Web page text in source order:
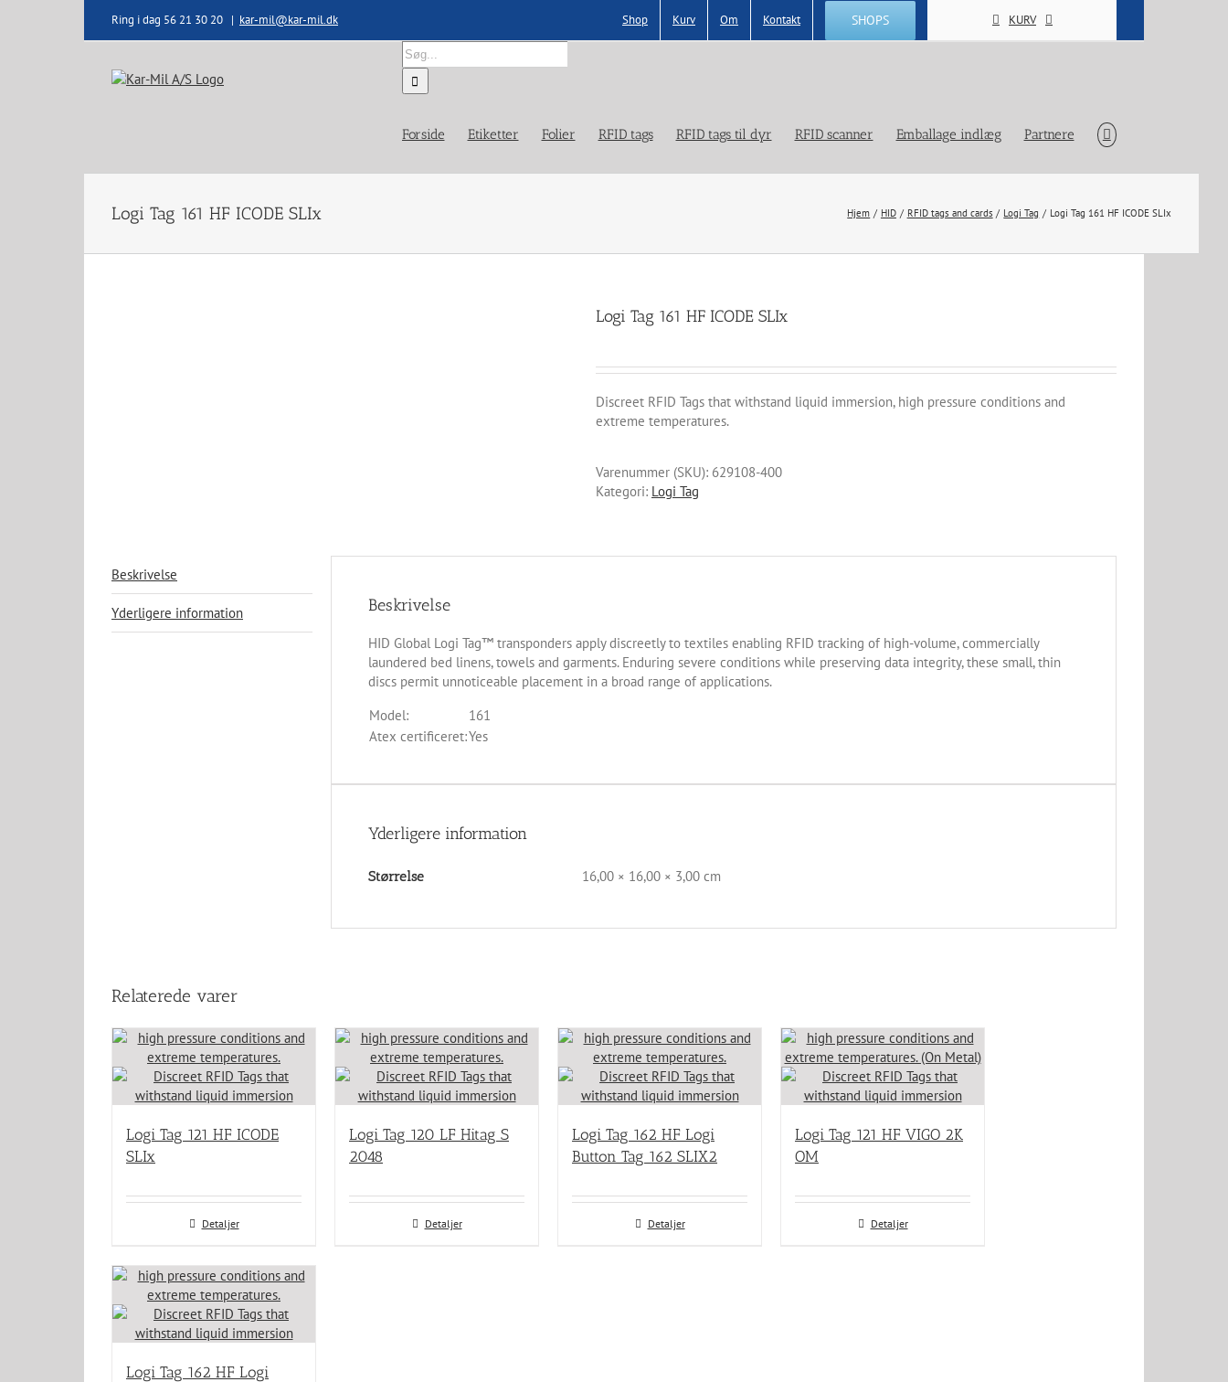
Ring i dag 56 21 30 20 | kar-mil@kar-mil.dk Shop Kurv Om Kontakt SHOPS KURV
Søg
efter:
Forside Etiketter Folier RFID tags RFID tags til dyr RFID scanner Emballage indlæg Partnere
Logi Tag 161 HF ICODE SLIx Hjem HID RFID tags and cards Logi Tag Logi Tag 161 HF ICODE SLIx
Logi Tag 161 HF ICODE SLIx
Discreet RFID Tags that withstand liquid immersion, high pressure conditions and
extreme temperatures.
Varenummer (SKU): 629108-400
Kategori: Logi Tag
Beskrivelse
Yderligere information Beskrivelse
HID Global Logi Tag™ transponders apply discreetly to textiles enabling RFID tracking of high-volume, commercially
laundered bed linens, towels and garments. Enduring severe conditions while preserving data integrity, these small, thin
discs permit unnoticeable placement in a broad range of applications.
Model:
161
Atex certificeret:Yes
Yderligere information
Størrelse 16,00 × 16,00 × 3,00 cm
Relaterede varer
Logi Tag 121 HF ICODE
SLIx
Detaljer
Logi Tag 120 LF Hitag S
2048
Detaljer
Logi Tag 162 HF Logi
Button Tag 162 SLIX2
Detaljer
Logi Tag 121 HF VIGO 2K
OM
Detaljer
Logi Tag 162 HF Logi